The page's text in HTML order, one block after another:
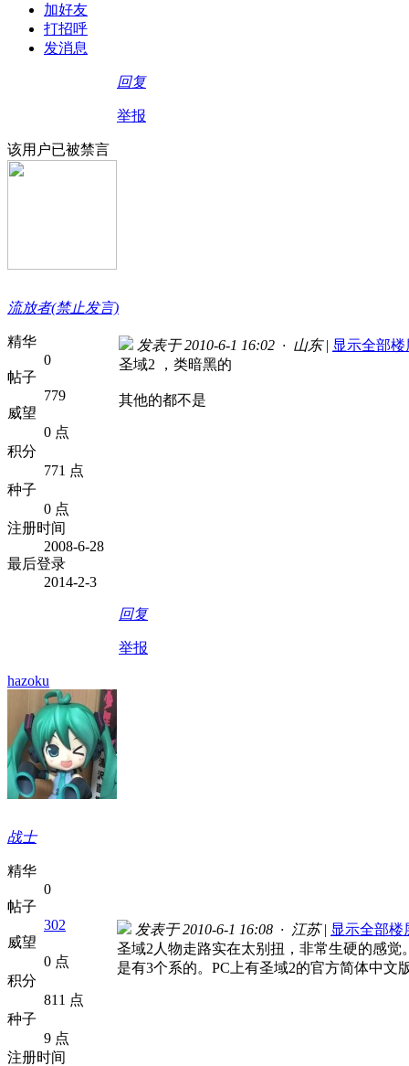
加好友
打招呼
发消息
回复
举报
该用户已被禁言
流放者(禁止发言)
精华
0
帖子
779
威望
0 点
积分
771 点
种子
0 点
注册时间
2008-6-28
最后登录
2014-2-3
发表于 2010-6-1 16:02 · 山东 | 显示全部楼
圣域2 ，类暗黑的
其他的都不是
回复
举报
hazoku
战士
精华
0
帖子
302
威望
0 点
积分
811 点
种子
9 点
注册时间
发表于 2010-6-1 16:08 · 江苏 | 显示全部楼
圣域2人物走路实在太别扭，非常生硬的感
是有3个系的。PC上有圣域2的官方简体中文